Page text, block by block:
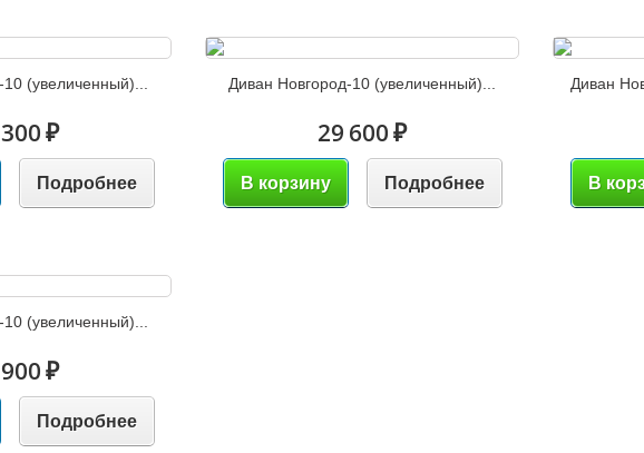
(увеличенный)...
₽
Подробнее
Диван Новгород-10 (увеличенный)...
29 600 ₽
В корзину Подробнее
Диван
В
(увеличенный)...
₽
Подробнее